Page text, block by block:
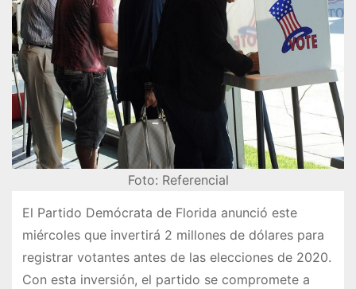
Foto: Referencial
El Partido Demócrata de Florida anunció este
miércoles que invertirá 2 millones de dólares para
registrar votantes antes de las elecciones de 2020.
Con esta inversión, el partido se compromete a